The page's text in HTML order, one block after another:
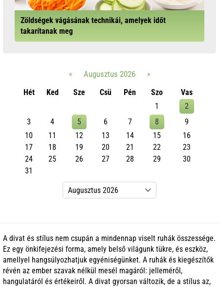
Zöldségek vágásának technikái, amelyek időt
takarítanak meg
« Augusztus 2026
»
Hét
Ked Sze Csü Pén Szo
Vas
1
2
3
4 5 6 7 8
9
10
11 12 13 14 15
16
17
18 19 20 21 22
23
24
25 26 27 28 29
30
31
A divat és stílus nem csupán a mindennap viselt ruhák összessége.
Ez egy önkifejezési forma, amely belső világunk tükre, és eszköz,
amellyel hangsúlyozhatjuk egyéniségünket. A ruhák és kiegészítők
révén az ember szavak nélkül mesél magáról: jelleméről,
hangulatáról és értékeiről. A divat gyorsan változik, de a stílus az,